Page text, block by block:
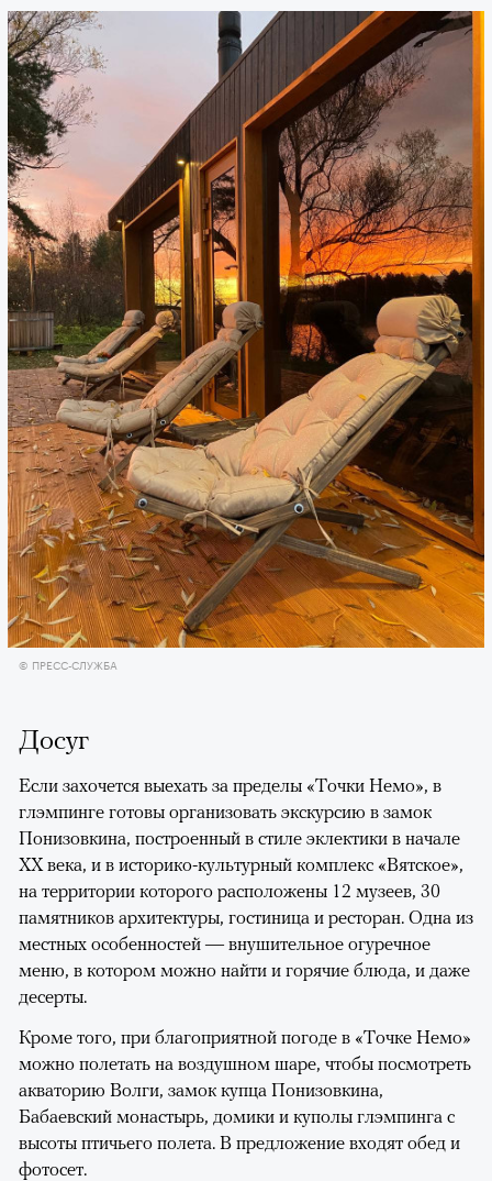
© ПРЕСС-СЛУЖБА
Досуг
Если захочется выехать за пределы «Точки Немо», в
глэмпинге готовы организовать экскурсию в замок
Понизовкина, построенный в стиле эклектики в начале
XX века, и в историко-культурный комплекс «Вятское»,
на территории которого расположены 12 музеев, 30
памятников архитектуры, гостиница и ресторан. Одна из
местных особенностей — внушительное огуречное
меню, в котором можно найти и горячие блюда, и даже
десерты.
Кроме того, при благоприятной погоде в «Точке Немо»
можно полетать на воздушном шаре, чтобы посмотреть
акваторию Волги, замок купца Понизовкина,
Бабаевский монастырь, домики и куполы глэмпинга с
высоты птичьего полета. В предложение входят обед и
фотосет.